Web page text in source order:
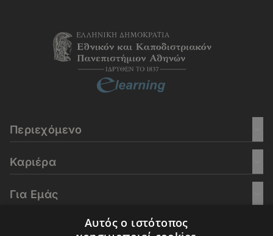
Περιεχόμενο
Καριέρα
Για Εμάς
Αυτός ο ιστότοπος